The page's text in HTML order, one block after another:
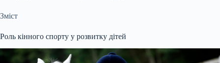
Зміст
Роль кінного спорту у розвитку дітей